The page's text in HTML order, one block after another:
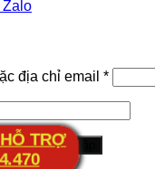
TRỢ
địa chỉ email *
Đăng nhập